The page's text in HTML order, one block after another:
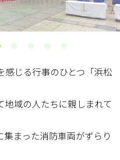
感じる行事のひとつ「浜松
地域の人たちに親しまれて
集まった消防車両がずらり